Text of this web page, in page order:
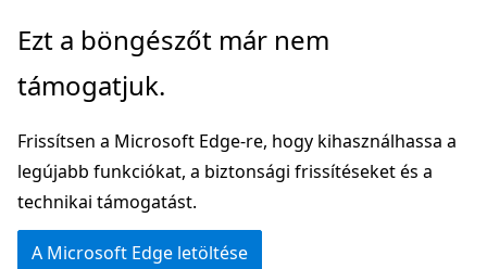
Ugrás
fő
Ezt a böngészőt már nem
támogatjuk.
Frissítsen a Microsoft Edge-re, hogy kihasználhassa a
legújabb funkciókat, a biztonsági frissítéseket és a
technikai támogatást.
A Microsoft Edge letöltése